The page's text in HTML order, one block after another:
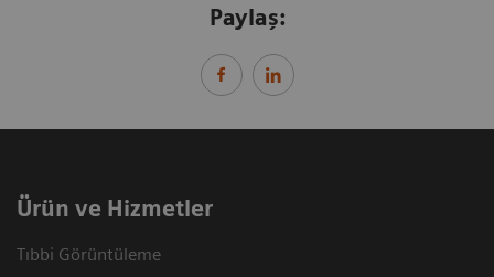
Paylaş:
Ürün ve Hizmetler
Tıbbi Görüntüleme